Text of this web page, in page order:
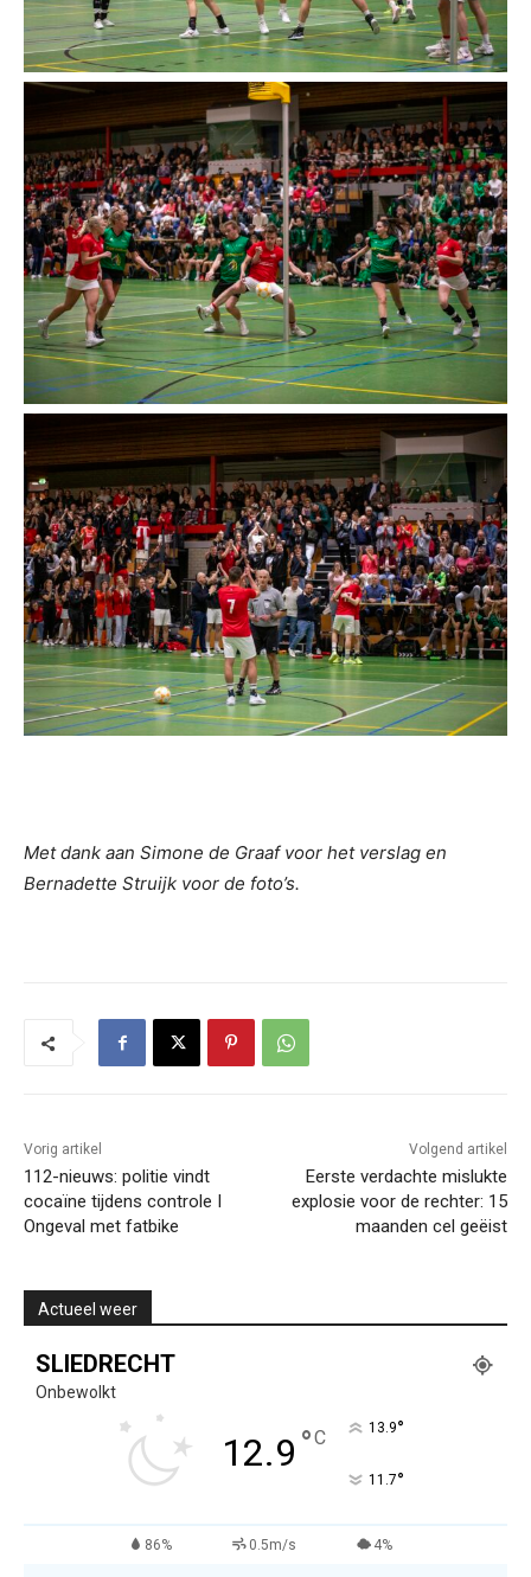
Met dank aan Simone de Graaf voor het verslag en
Bernadette Struijk voor de foto’s.
Vorig artikel
112-nieuws: politie vindt
cocaïne tijdens controle I
Ongeval met fatbike
Volgend artikel
Eerste verdachte mislukte
explosie voor de rechter: 15
maanden cel geëist
Actueel weer
SLIEDRECHT
Onbewolkt
12.9 °C 13.9°
11.7°
86% 0.5m/s 4%